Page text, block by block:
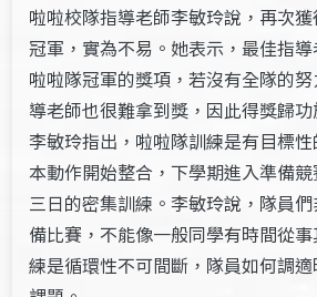
啦啦校隊指導老師李敏玲說，再次
冠軍，實為不易。她表示，最佳指
啦啦隊冠軍的獎項，若沒有全隊的
導老師也很難拿到獎，因此得獎歸功
李敏玲指出，啦啦隊訓練是有目標
本動作開始整合，下學期進入準備
三日的密集訓練。李敏玲說，隊員
備比賽，不能像一般同學有時間從
練是循環性不可間斷，隊員如何調